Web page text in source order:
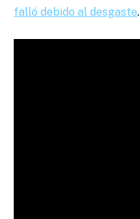
falló debido al desgaste.